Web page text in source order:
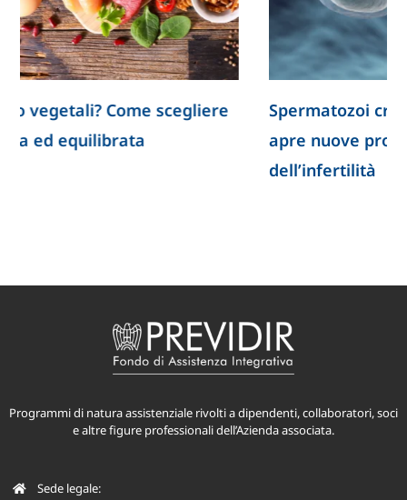
Spermatozoi creati in laboratorio: la ricerca
apre nuove prospettive per lo studio
Programmi di natura assistenziale rivolti a dipendenti, collaboratori, soci